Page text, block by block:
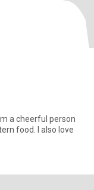
a cheerful person
food. I also love